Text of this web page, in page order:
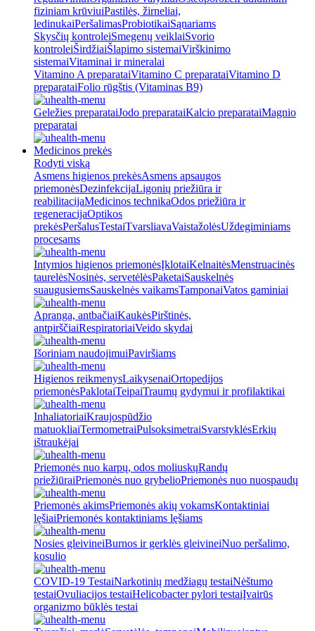
fiziniam krūviuiPastilės, žirneliai,
ledinukaiPeršalimasProbiotikaiSąnariams
Skysčių kontroleiSmegenų veiklaiSvorio
kontroleiŠirdžiaiŠlapimo sistemaiVirškinimo
sistemaiVitaminai ir mineralai
Vitamino A preparataiVitamino C preparataiVitamino D
preparataiFolio rūgštis (Vitaminas B9)
Geležies preparataiJodo preparataiKalcio preparataiMagnio
preparatai
Medicinos prekės
Rodyti viską
Asmens higienos prekėsAsmens apsaugos
priemonėsDezinfekcijaLigonių priežiūra ir
reabilitacijaMedicinos technikaOdos priežiūra ir
regeneracijaOptikos
prekėsPeršalusTestaiTvarsliavaVaistažolėsUždegiminiams
procesams
Intymios higienos priemonėsĮklotaiKelnaitėsMenstruacinės
taurelėsNosinės, servetėlėsPaketaiSauskelnės
suaugusiemsSauskelnės vaikamsTamponaiVatos gaminiai
Apranga, antbačiaiKaukėsPirštinės,
antpirščiaiRespiratoriaiVeido skydai
Išoriniam naudojimuiPaviršiams
Higienos reikmenysLaikysenaiOrtopedijos
priemonėsPaklotaiTeipaiTraumų gydymui ir profilaktikai
InhaliatoriaiKraujospūdžio
matuokliaiTermometraiPulsoksimetraiSvarstyklėsErkių
ištraukėjai
Priemonės nuo karpų, odos moliuskųRandų
priežiūraiPriemonės nuo grybelioPriemonės nuo nuospaudų
Priemonės akimsPriemonės akių vokamsKontaktiniai
lęšiaiPriemonės kontaktiniams lęšiams
Nosies gleivineiBurnos ir gerklės gleivineiNuo peršalimo,
kosulio
COVID-19 TestaiNarkotinių medžiagų testaiNėštumo
testaiOvuliacijos testaiHelicobacter pylori testaiĮvairūs
organizmo būklės testai